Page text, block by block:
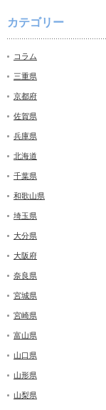
カテゴリー
コラム
三重県
京都府
佐賀県
兵庫県
北海道
千葉県
和歌山県
埼玉県
大分県
大阪府
奈良県
宮城県
宮崎県
富山県
山口県
山形県
山梨県